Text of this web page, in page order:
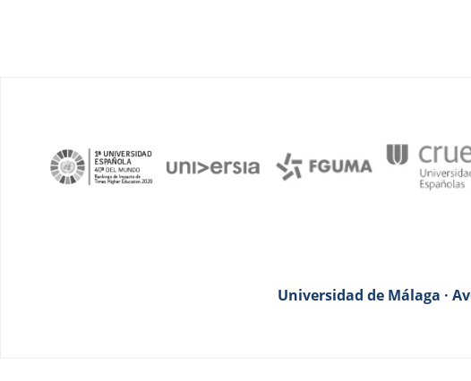
Universidad de Málaga ·